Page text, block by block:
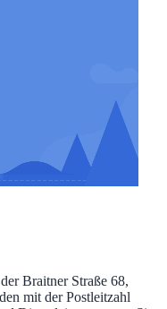
Braitner Straße 68,
mit der Postleitzahl